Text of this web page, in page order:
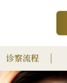
诊察流程